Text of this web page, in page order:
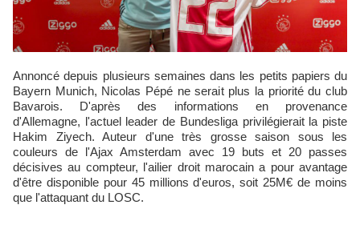
Annoncé depuis plusieurs semaines dans les petits papiers du
Bayern Munich, Nicolas Pépé ne serait plus la priorité du club
Bavarois. D'après des informations en provenance
d'Allemagne, l'actuel leader de Bundesliga privilégierait la piste
Hakim Ziyech. Auteur d'une très grosse saison sous les
couleurs de l'Ajax Amsterdam avec 19 buts et 20 passes
décisives au compteur, l'ailier droit marocain a pour avantage
d'être disponible pour 45 millions d'euros, soit 25M€ de moins
que l'attaquant du LOSC.